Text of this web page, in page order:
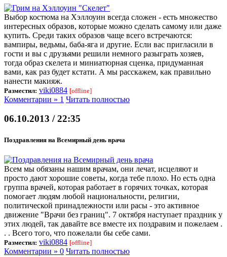
Выбор костюма на Хэллоуин всегда сложен - есть множество
интересных образов, которые можно сделать самому или даже
купить. Среди таких образов чаще всего встречаются:
вампиры, ведьмы, баба-яга и другие. Если вас пригласили в
гости и вы с друзьями решили немного разыграть хозяев,
тогда образ скелета и миниатюрная сценка, придуманная
вами, как раз будет кстати. А мы расскажем, как правильно
нанести макияж.
Разместил: viki0884 [offline]
Комментарии » 1 Читать полностью
06.10.2013 / 22:35
Поздравления на Всемирный день врача
Всем мы обязаны нашим врачам, они лечат, исцеляют и
просто дают хорошие советы, когда тебе плохо. Но есть одна
группа врачей, которая работает в горячих точках, которая
помогает людям любой национальности, религии,
политической принадлежности или расы - это активное
движение "Врачи без границ". 7 октября наступает праздник у
этих людей, так давайте все вместе их поздравим и пожелаем .
. . Всего того, что пожелали бы себе сами.
Разместил: viki0884 [offline]
Комментарии » 0 Читать полностью